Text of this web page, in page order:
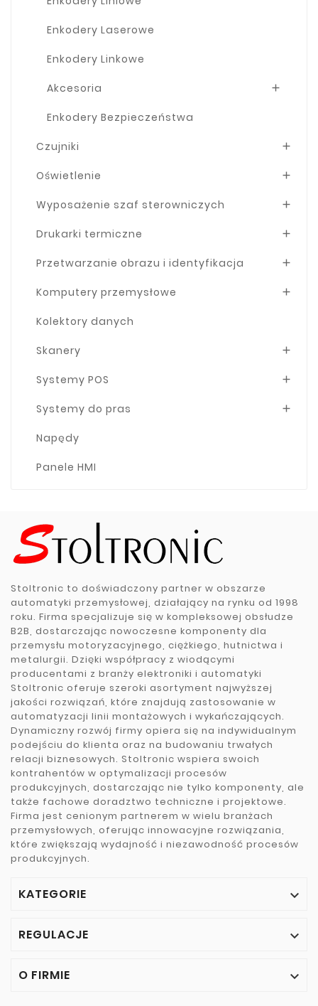
Enkodery Laserowe
Enkodery Linkowe
Akcesoria 
Enkodery Bezpieczeństwa
Czujniki 
Oświetlenie 
Wyposażenie szaf sterowniczych 
Drukarki termiczne 
Przetwarzanie obrazu i identyfikacja 
Komputery przemysłowe 
Kolektory danych
Skanery 
Systemy POS 
Systemy do pras 
Napędy
Panele HMI
Stoltronic to doświadczony partner w obszarze
automatyki przemysłowej, działający na rynku od 1998
roku. Firma specjalizuje się w kompleksowej obsłudze
B2B, dostarczając nowoczesne komponenty dla
przemysłu motoryzacyjnego, ciężkiego, hutnictwa i
metalurgii. Dzięki współpracy z wiodącymi
producentami z branży elektroniki i automatyki
Stoltronic oferuje szeroki asortyment najwyższej
jakości rozwiązań, które znajdują zastosowanie w
automatyzacji linii montażowych i wykańczających.
Dynamiczny rozwój firmy opiera się na indywidualnym
podejściu do klienta oraz na budowaniu trwałych
relacji biznesowych. Stoltronic wspiera swoich
kontrahentów w optymalizacji procesów
produkcyjnych, dostarczając nie tylko komponenty, ale
także fachowe doradztwo techniczne i projektowe.
Firma jest cenionym partnerem w wielu branżach
przemysłowych, oferując innowacyjne rozwiązania,
które zwiększają wydajność i niezawodność procesów
produkcyjnych.
KATEGORIE 
REGULACJE 
O FIRMIE 